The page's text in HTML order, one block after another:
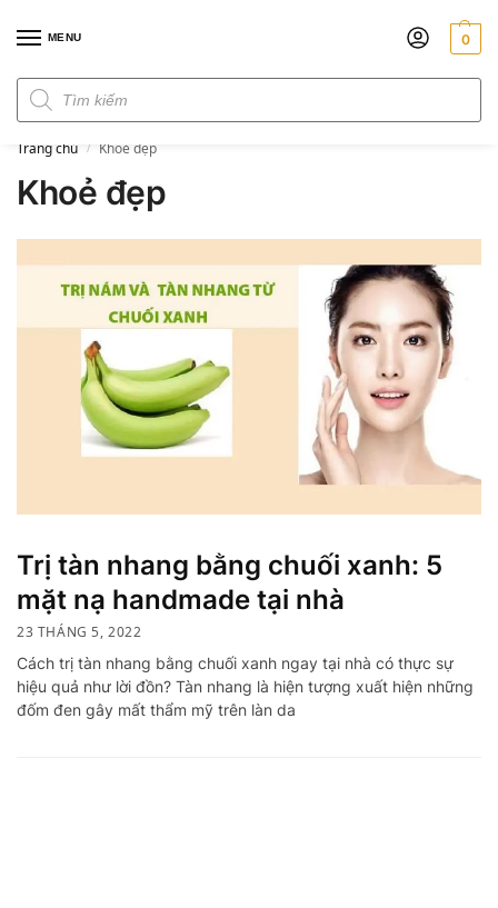
MENU 0
Trang chủ / Khoẻ đẹp
Khoẻ đẹp
Trị tàn nhang bằng chuối xanh: 5
mặt nạ handmade tại nhà
23 THÁNG 5, 2022
Cách trị tàn nhang bằng chuối xanh ngay tại nhà có thực sự
hiệu quả như lời đồn? Tàn nhang là hiện tượng xuất hiện những
đốm đen gây mất thẩm mỹ trên làn da